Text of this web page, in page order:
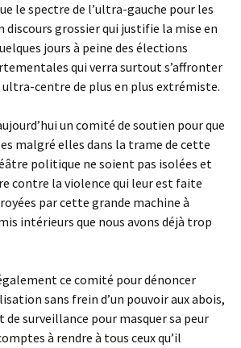
le spectre de l’ultra-gauche pour les
discours grossier qui justifie la mise en
jours à peine des élections
qui verra surtout s’affronter
centre de plus en plus extrémiste.
un comité de soutien pour que
malgré elles dans la trame de cette
politique ne soient pas isolées et
contre la violence qui leur est faite
par cette grande machine à
intérieurs que nous avons déjà trop
ce comité pour dénoncer
sans frein d’un pouvoir aux abois,
de surveillance pour masquer sa peur
à rendre à tous ceux qu’il